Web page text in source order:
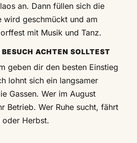
an. Dann füllen sich die
wird geschmückt und am
mit Musik und Tanz.
ACHTEN SOLLTEST
geben dir den besten Einstieg
lohnt sich ein langsamer
Gassen. Wer im August
Betrieb. Wer Ruhe sucht, fährt
oder Herbst.